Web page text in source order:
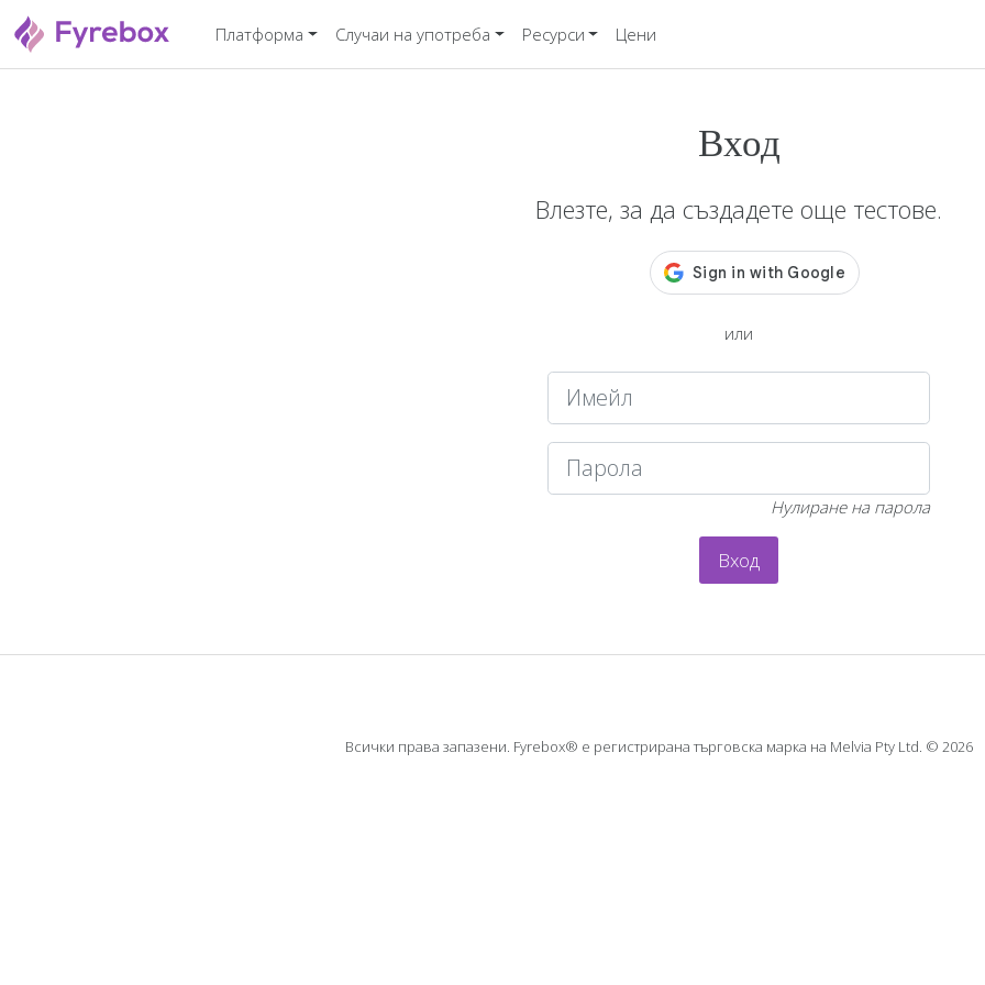
Платформа Случаи на употреба Ресурси Цени
Вход
Влезте, за да създадете още тестове.
или
Нулиране на парола
Вход
Всички права запазени. Fyrebox® е регистрирана търговска марка на Melvia Pty Ltd. © 2026